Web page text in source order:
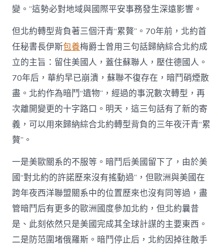
變。”這勢必對地域與國際平安事務發生深遠影響。
但北約轉型背負著三個汗青“累贅”。70年前，北約首
任秘書長伊斯包養梅爵士曾用三句話歸納綜合北約成
立的主旨：留住美國人，蓋住蘇聯人，壓住德國人。
70年后，華約早已崩潰，蘇聯不復存在，暗鬥硝煙散
盡。北約作為暗鬥“遺物”，經過的事況數次轉型，再
次離開變更的十字路口。明天，這三句話有了新的寄
義，可以用來歸納綜合北約轉型背負的三年夜汗青“累
贅”。
一是美歐關系的不服等。暗鬥后美國留下了，由於美
國“對北約的許諾歷來沒有搖動過”，但歐洲與美國在
跨年夜西洋聯盟關系中的位置歷來也沒有同等過，盡
管暗鬥后有更多的歐洲國度參加北約，但北約曩昔
是、此刻依然只是美國完成其全球計謀的主要東西。
二是防范圍堵俄羅斯。暗鬥停止后，北約因掉往敵手